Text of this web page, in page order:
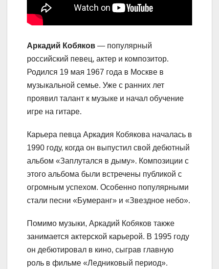
Аркадий Кобяков — популярный
российский певец, актер и композитор.
Родился 19 мая 1967 года в Москве в
музыкальной семье. Уже с ранних лет
проявил талант к музыке и начал обучение
игре на гитаре.
Карьера певца Аркадия Кобякова началась в
1990 году, когда он выпустил свой дебютный
альбом «Заплутался в дыму». Композиции с
этого альбома были встречены публикой с
огромным успехом. Особенно популярными
стали песни «Бумеранг» и «Звездное небо».
Помимо музыки, Аркадий Кобяков также
занимается актерской карьерой. В 1995 году
он дебютировал в кино, сыграв главную
роль в фильме «Ледниковый период».